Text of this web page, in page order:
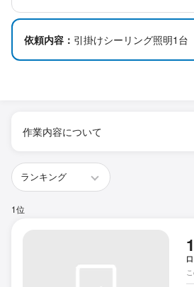
依頼内容： 引掛けシーリング照明1台
作業内容について
1位
1